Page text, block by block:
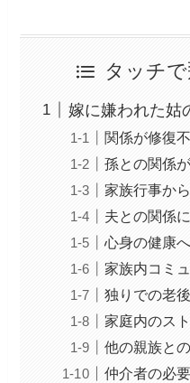
タッチで
嫁に嫌われた姑
関係が修復
孫との関係
家族行事か
夫との関係
心身の健康
家族内コミ
独りでの老
家庭内のス
他の親族と
仲介者の必